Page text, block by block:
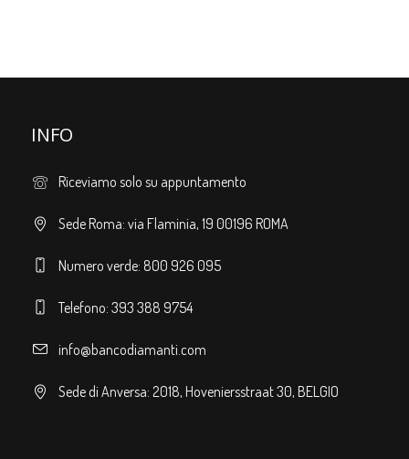
INFO
Riceviamo solo su appuntamento
Sede Roma: via Flaminia, 19 00196 ROMA
Numero verde: 800 926 095
Telefono: 393 388 9754
info@bancodiamanti.com
Sede di Anversa: 2018, Hoveniersstraat 30, BELGIO